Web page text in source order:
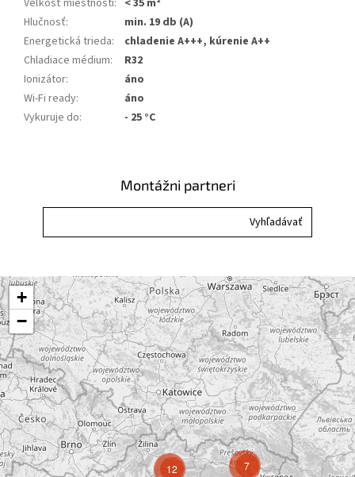
Veľkosť miestnosti: < 35 m²
Hlučnosť:
min. 19 db (A)
Energetická trieda:
chladenie A+++, kúrenie A++
Chladiace médium:
R32
Ionizátor:
áno
Wi-Fi ready:
áno
Vykuruje do: - 25 °C
Montážni partneri
7
12
+
−